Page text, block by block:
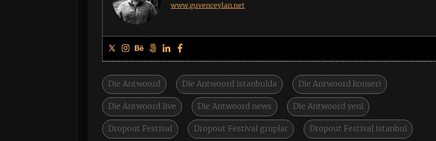
www.guvenceylan.net
Die Antwoord Die Antwoord istanbulda Die Antwoord konseri
Die Antwoord live Die Antwoord news Die Antwoord yeni
Dropout Festival Dropout Festival gruplar Dropout Festival istanbul